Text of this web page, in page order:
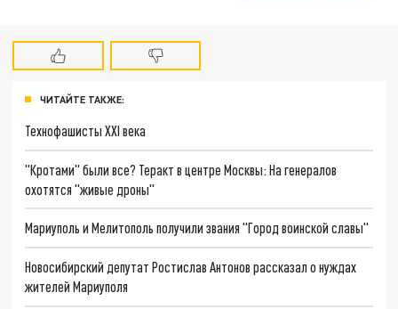
ЧИТАЙТЕ ТАКЖЕ:
Технофашисты XXI века
"Кротами" были все? Теракт в центре Москвы: На генералов
охотятся "живые дроны"
Мариуполь и Мелитополь получили звания "Город воинской славы"
Новосибирский депутат Ростислав Антонов рассказал о нуждах
жителей Мариуполя